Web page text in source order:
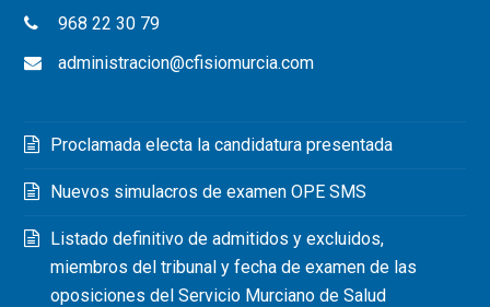
968 22 30 79
administracion@cfisiomurcia.com
Proclamada electa la candidatura presentada
Nuevos simulacros de examen OPE SMS
Listado definitivo de admitidos y excluidos,
miembros del tribunal y fecha de examen de las
oposiciones del Servicio Murciano de Salud